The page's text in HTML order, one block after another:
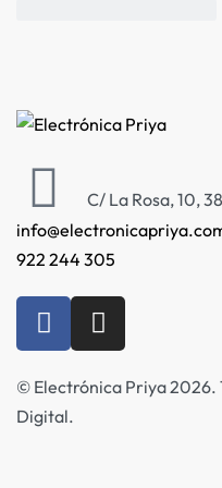
C/ La Rosa, 10,
922 244 305
© Electrónica Priya 2026.
Digital.